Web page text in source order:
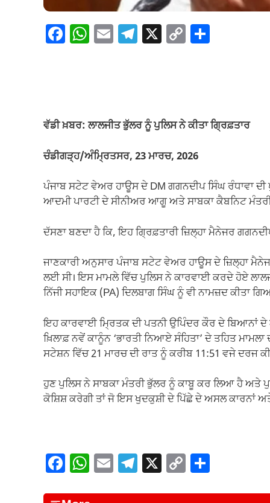
F
o
o
k
W
p
p
E T
m
X C
n
k
ਵੱਡੀ ਖ਼ਬਰ: ਲਾਲਜੀਤ ਭੁੱਲਰ ਨੂੰ ਪੁਲਿਸ ਨੇ ਕੀਤਾ ਗ੍ਰਿਫ਼ਤਾਰ
ਚੰਡੀਗੜ੍ਹ/ਅੰਮ੍ਰਿਤਸਰ, 23 ਮਾਰਚ, 2026
ਪੰਜਾਬ ਸਟੇਟ ਵੇਅਰ ਹਾਊਸ ਦੇ DM ਗਗਨਦੀਪ ਸਿੰਘ ਰੰਧਾਵਾ
ਆਦਮੀ ਪਾਰਟੀ ਦੇ ਸੀਨੀਅਰ ਆਗੂ ਅਤੇ ਸਾਬਕਾ ਕੈਬਨਿਟ
ਦੱਸਣਾ ਬਣਦਾ ਹੈ ਕਿ, ਇਹ ਗ੍ਰਿਫ਼ਤਾਰੀ ਜ਼ਿਲ੍ਹਾ ਮੈਨੇਜਰ
ਜਾਣਕਾਰੀ ਅਨੁਸਾਰ ਪੰਜਾਬ ਸਟੇਟ ਵੇਅਰ ਹਾਊਸ ਦੇ ਜ਼ਿਲ੍ਹਾ
ਲਈ ਸੀ। ਇਸ ਮਾਮਲੇ ਵਿੱਚ ਪੁਲਿਸ ਨੇ ਕਾਰਵਾਈ ਕਰਦੇ ਹੋਏ
ਨਿੱਜੀ ਸਹਾਇਕ (PA) ਦਿਲਬਾਗ ਸਿੰਘ ਨੂੰ ਵੀ ਨਾਮਜ਼ਦ ਕੀਤਾ
ਇਹ ਕਾਰਵਾਈ ਮ੍ਰਿਤਕ ਦੀ ਪਤਨੀ ਉਪਿੰਦਰ ਕੌਰ ਦੇ ਬਿਆਨਾਂ
ਖ਼ਿਲਾਫ਼ ਨਵੇਂ ਕਾਨੂੰਨ ‘ਭਾਰਤੀ ਨਿਆਏ ਸੰਹਿਤਾ’ ਦੇ ਤਹਿਤ
ਸਟੇਸ਼ਨ ਵਿੱਚ 21 ਮਾਰਚ ਦੀ ਰਾਤ ਨੂੰ ਕਰੀਬ 11:51 ਵਜੇ ਦਰਜ
ਹੁਣ ਪੁਲਿਸ ਨੇ ਸਾਬਕਾ ਮੰਤਰੀ ਭੁੱਲਰ ਨੂੰ ਕਾਬੂ ਕਰ ਲਿਆ ਹੈ ਅਤੇ
ਕੋਸ਼ਿਸ਼ ਕਰੇਗੀ ਤਾਂ ਜੋ ਇਸ ਖੁਦਕੁਸ਼ੀ ਦੇ ਪਿੱਛੇ ਦੇ ਅਸਲ ਕਾਰਨਾਂ
F W E T X C